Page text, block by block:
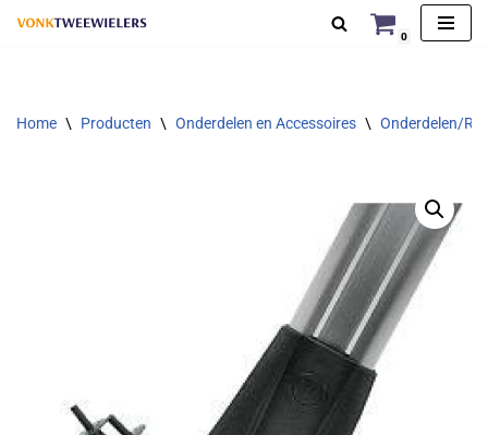
de
0
Home \ Producten \ Onderdelen en Accessoires \ Onderdelen/